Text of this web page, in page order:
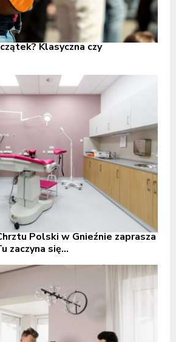
Klasyczna czy
Polski w Gnieźnie zaprasza
zaczyna się...